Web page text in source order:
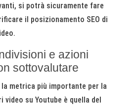
si potrà sicuramente fare
il posizionamento SEO di
e azioni
sottovalutare
metrica più importante per la
video su Youtube è quella del